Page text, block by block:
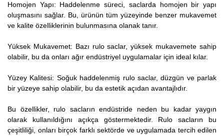
Homojen Yapı: Haddelenme süreci, saclarda homojen bir yapı
oluşmasını sağlar. Bu, ürünün tüm yüzeyinde benzer mukavemet
ve kalite özelliklerinin bulunmasına olanak tanır.
Yüksek Mukavemet: Bazı rulo saclar, yüksek mukavemete sahip
olabilir, bu da onları ağır endüstriyel uygulamalar için ideal kılar.
Yüzey Kalitesi: Soğuk haddelenmiş rulo saclar, düzgün ve parlak
bir yüzeye sahip olabilir, bu da estetik açıdan avantajlıdır.
Bu özellikler, rulo sacların endüstride neden bu kadar yaygın
olarak kullanıldığını açıkça göstermektedir. Rulo sacların bu
çeşitliliği, onları birçok farklı sektörde ve uygulamada tercih edilen